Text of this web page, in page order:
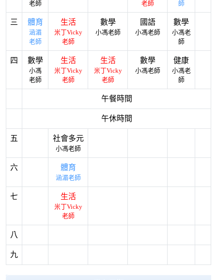
老師
老師
師
三 體育
涵湄
老師
生活
米丁Vicky
老師
數學
小馮老師
國語
小馮老師
數學
小馮老
師
四 數學
小馮
老師
生活
米丁Vicky
老師
生活
米丁Vicky
老師
數學
小馮老師
健康
小馮老
師
午餐時間
午休時間
五 社會多元
小馮老師
六 體育
涵湄老師
七 生活
米丁Vicky
老師
八
九